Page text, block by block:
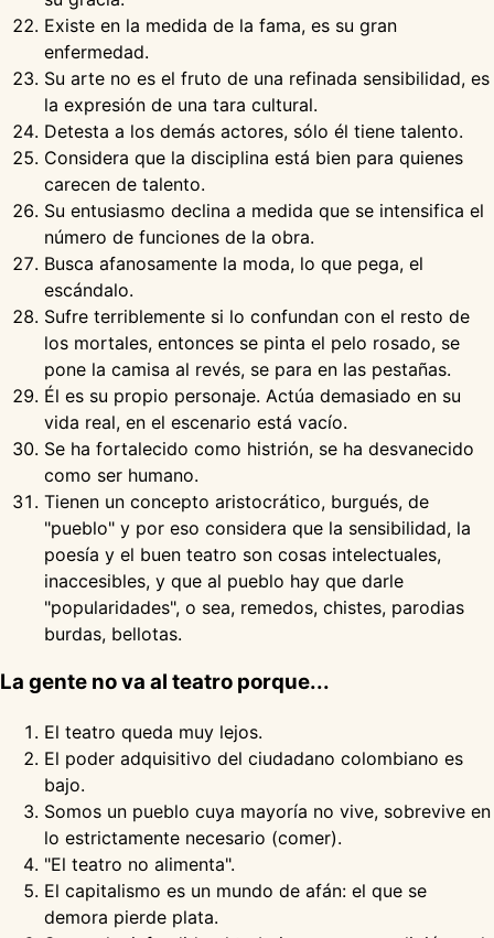
Existe en la medida de la fama, es su gran
enfermedad.
Su arte no es el fruto de una refinada sensibilidad, es
la expresión de una tara cultural.
Detesta a los demás actores, sólo él tiene talento.
Considera que la disciplina está bien para quienes
carecen de talento.
Su entusiasmo declina a medida que se intensifica el
número de funciones de la obra.
Busca afanosamente la moda, lo que pega, el
escándalo.
Sufre terriblemente si lo confundan con el resto de
los mortales, entonces se pinta el pelo rosado, se
pone la camisa al revés, se para en las pestañas.
Él es su propio personaje. Actúa demasiado en su
vida real, en el escenario está vacío.
Se ha fortalecido como histrión, se ha desvanecido
como ser humano.
Tienen un concepto aristocrático, burgués, de
"pueblo" y por eso considera que la sensibilidad, la
poesía y el buen teatro son cosas intelectuales,
inaccesibles, y que al pueblo hay que darle
"popularidades", o sea, remedos, chistes, parodias
burdas, bellotas.
La gente no va al teatro porque...
El teatro queda muy lejos.
El poder adquisitivo del ciudadano colombiano es
bajo.
Somos un pueblo cuya mayoría no vive, sobrevive en
lo estrictamente necesario (comer).
"El teatro no alimenta".
El capitalismo es un mundo de afán: el que se
demora pierde plata.